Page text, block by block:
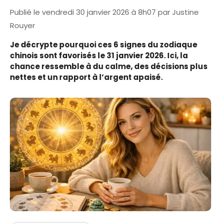
Publié le vendredi 30 janvier 2026 à 8h07 parJustine
Rouyer
Je décrypte pourquoi ces 6 signes du zodiaque
chinois sont favorisés le 31 janvier 2026. Ici, la
chance ressemble à du calme, des décisions plus
nettes et un rapport à l’argent apaisé.